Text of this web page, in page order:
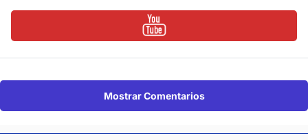
Mostrar Comentarios